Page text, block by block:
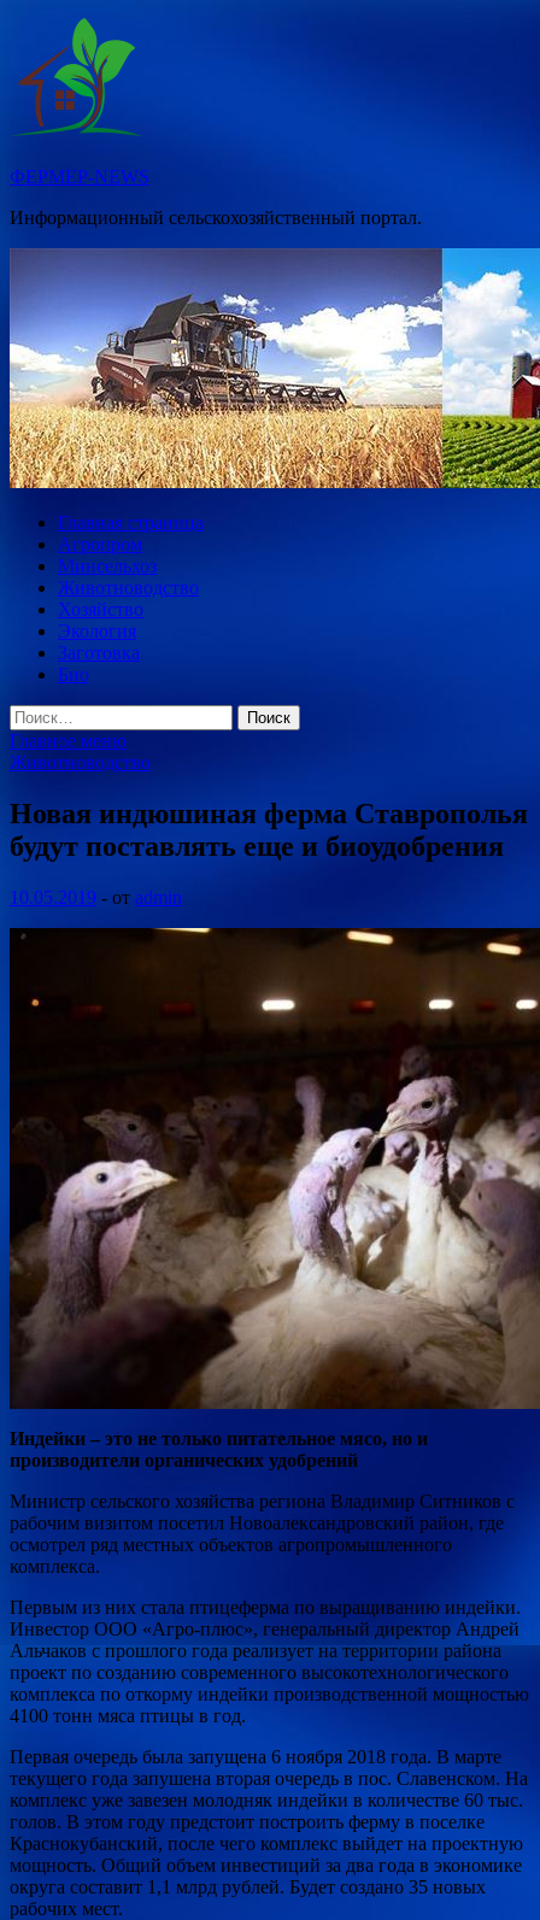
Перейти
содержимому
ФЕРМЕР-NEWS
Информационный сельскохозяйственный портал.
Главная страница
Агропром
Минсельхоз
Животноводство
Хозяйство
Экология
Заготовка
Био
Найти:
Главное меню
Животноводство
Новая индюшиная ферма Ставрополья
будут поставлять еще и биоудобрения
10.05.2019 - от admin
Индейки – это не только питательное мясо, но и
производители органических удобрений
Министр сельского хозяйства региона Владимир Ситников с
рабочим визитом посетил Новоалександровский район, где
осмотрел ряд местных объектов агропромышленного
комплекса.
Первым из них стала птицеферма по выращиванию индейки.
Инвестор ООО «Агро-плюс», генеральный директор Андрей
Альчаков с прошлого года реализует на территории района
проект по созданию современного высокотехнологического
комплекса по откорму индейки производственной мощностью
4100 тонн мяса птицы в год.
Первая очередь была запущена 6 ноября 2018 года. В марте
текущего года запушена вторая очередь в пос. Славенском. На
комплекс уже завезен молодняк индейки в количестве 60 тыс.
голов. В этом году предстоит построить ферму в поселке
Краснокубанский, после чего комплекс выйдет на проектную
мощность. Общий объем инвестиций за два года в экономике
округа составит 1,1 млрд рублей. Будет создано 35 новых
рабочих мест.